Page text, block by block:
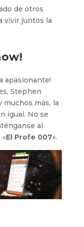
de otros
vivir juntos la
apasionante!
Stephen
más, la
igual. No se
al
El Profe 007«.